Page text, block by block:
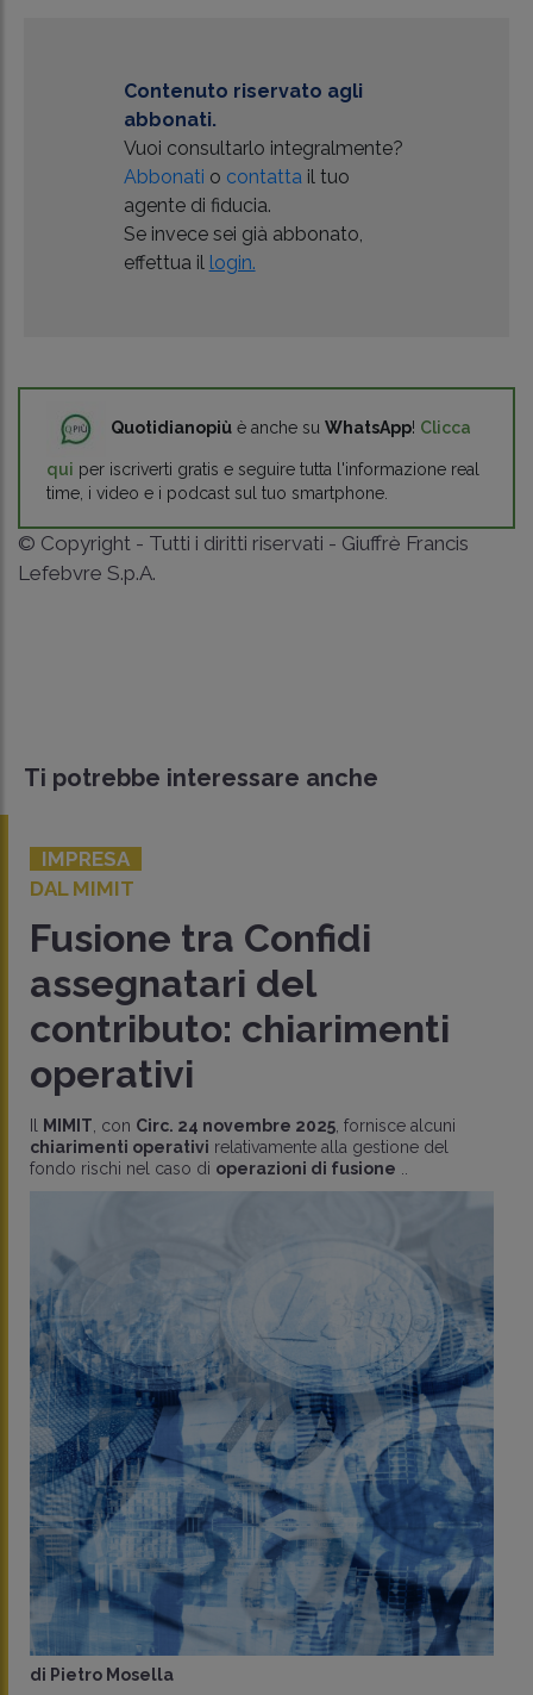
Contenuto riservato agli
abbonati.
Vuoi consultarlo integralmente?
Abbonati o contattail tuo
agente di fiducia.
Se invece sei già abbonato,
effettua il login.
Quotidianopiù è anche su WhatsApp! Clicca
qui per iscriverti gratis e seguire tutta l'informazione real
time, i video e i podcast sul tuo smartphone.
© Copyright - Tutti i diritti riservati - Giuffrè Francis
Lefebvre S.p.A.
Ti potrebbe interessare anche
IMPRESA
DAL MIMIT
Fusione tra Confidi
assegnatari del
contributo: chiarimenti
operativi
MIMIT , con Circ. 24 novembre 2025 , fornisce alcuni
chiarimenti operativi relativamente alla gestione del
fondo rischi nel caso di operazioni di fusione
di Pietro Mosella